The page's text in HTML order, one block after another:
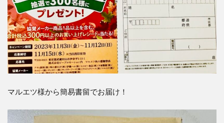
マルエツ様から簡易書留でお届け！